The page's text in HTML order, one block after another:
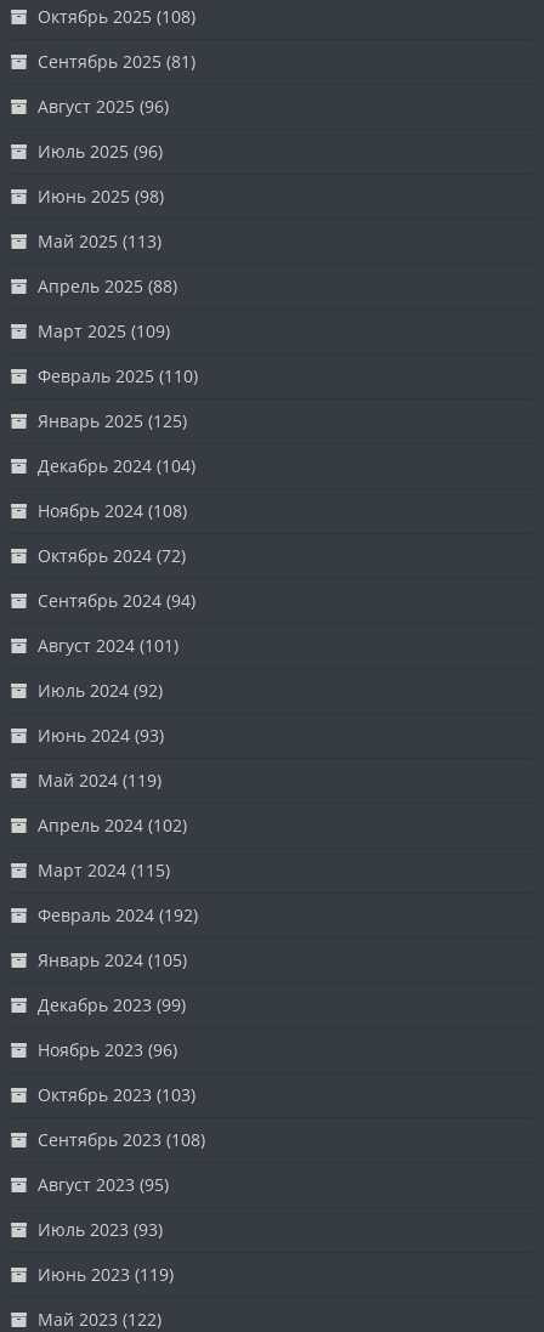
Октябрь 2025 (108)
Сентябрь 2025 (81)
Август 2025 (96)
Июль 2025 (96)
Июнь 2025 (98)
Май 2025 (113)
Апрель 2025 (88)
Март 2025 (109)
Февраль 2025 (110)
Январь 2025 (125)
Декабрь 2024 (104)
Ноябрь 2024 (108)
Октябрь 2024 (72)
Сентябрь 2024 (94)
Август 2024 (101)
Июль 2024 (92)
Июнь 2024 (93)
Май 2024 (119)
Апрель 2024 (102)
Март 2024 (115)
Февраль 2024 (192)
Январь 2024 (105)
Декабрь 2023 (99)
Ноябрь 2023 (96)
Октябрь 2023 (103)
Сентябрь 2023 (108)
Август 2023 (95)
Июль 2023 (93)
Июнь 2023 (119)
Май 2023 (122)